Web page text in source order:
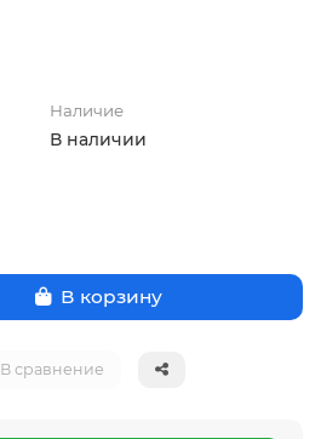
Наличие
В наличии
В корзину
В сравнение